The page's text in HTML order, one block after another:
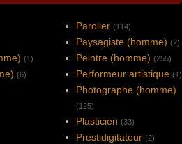
(1)
(6)
Parolier (114)
Paysagiste (homme) (2)
Peintre (homme) (255)
Performeur artistique (1)
Photographe (homme)
(125)
Plasticien (33)
Prestidigitateur (2)